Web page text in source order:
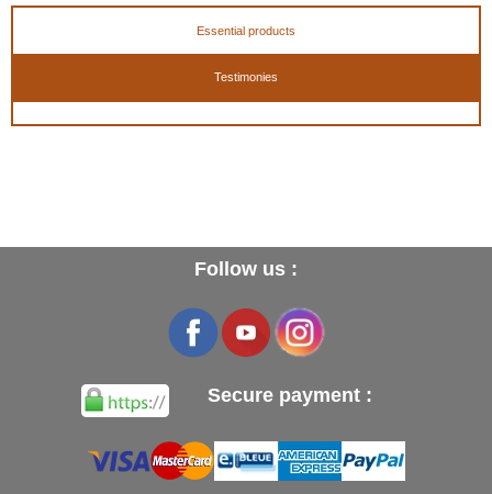
Essential products
Testimonies
Follow us :
Secure payment :